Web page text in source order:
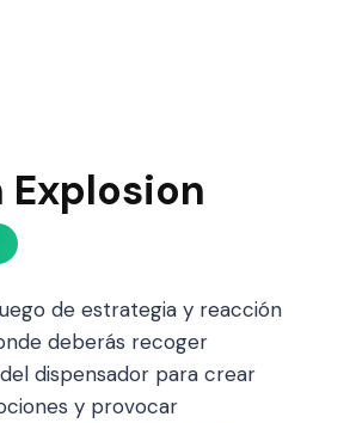
Explosion
de estrategia y reacción
deberás recoger
dispensador para crear
y provocar